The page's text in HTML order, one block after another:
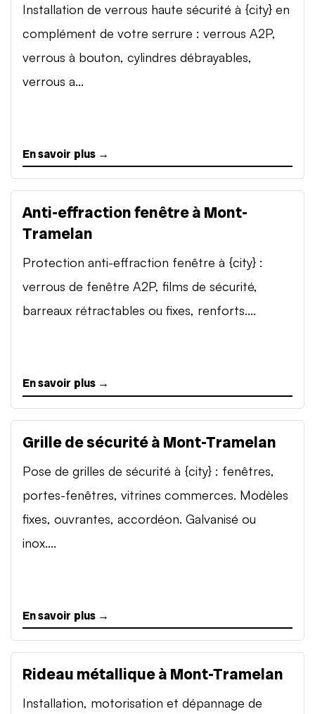
Installation de verrous haute sécurité à {city} en
complément de votre serrure : verrous A2P,
verrous à bouton, cylindres débrayables,
verrous a...
En savoir plus →
Anti-effraction fenêtre à Mont-
Tramelan
Protection anti-effraction fenêtre à {city} :
verrous de fenêtre A2P, films de sécurité,
barreaux rétractables ou fixes, renforts....
En savoir plus →
Grille de sécurité à Mont-Tramelan
Pose de grilles de sécurité à {city} : fenêtres,
portes-fenêtres, vitrines commerces. Modèles
fixes, ouvrantes, accordéon. Galvanisé ou
inox....
En savoir plus →
Rideau métallique à Mont-Tramelan
Installation, motorisation et dépannage de